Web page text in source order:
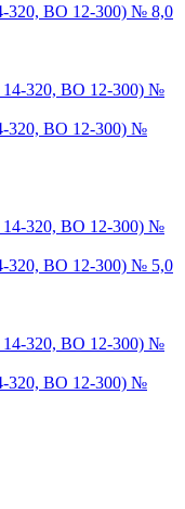
320, ВО 12-300) № 8,0
320, ВО 12-300) №
320, ВО 12-300) № 5,0
320, ВО 12-300) №